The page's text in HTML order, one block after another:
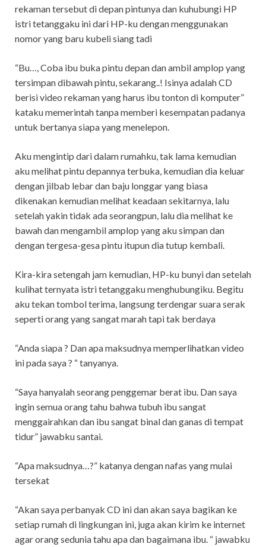
rekaman tersebut di depan pintunya dan kuhubungi HP
istri tetanggaku ini dari HP-ku dengan menggunakan
nomor yang baru kubeli siang tadi
“Bu…, Coba ibu buka pintu depan dan ambil amplop yang
tersimpan dibawah pintu, sekarang..! Isinya adalah CD
berisi video rekaman yang harus ibu tonton di komputer”
kataku memerintah tanpa memberi kesempatan padanya
untuk bertanya siapa yang menelepon.
Aku mengintip dari dalam rumahku, tak lama kemudian
aku melihat pintu depannya terbuka, kemudian dia keluar
dengan jilbab lebar dan baju longgar yang biasa
dikenakan kemudian melihat keadaan sekitarnya, lalu
setelah yakin tidak ada seorangpun, lalu dia melihat ke
bawah dan mengambil amplop yang aku simpan dan
dengan tergesa-gesa pintu itupun dia tutup kembali.
Kira-kira setengah jam kemudian, HP-ku bunyi dan setelah
kulihat ternyata istri tetanggaku menghubungiku. Begitu
aku tekan tombol terima, langsung terdengar suara serak
seperti orang yang sangat marah tapi tak berdaya
“Anda siapa ? Dan apa maksudnya memperlihatkan video
ini pada saya ? “ tanyanya.
“Saya hanyalah seorang penggemar berat ibu. Dan saya
ingin semua orang tahu bahwa tubuh ibu sangat
menggairahkan dan ibu sangat binal dan ganas di tempat
tidur” jawabku santai.
“Apa maksudnya…?” katanya dengan nafas yang mulai
tersekat
“Akan saya perbanyak CD ini dan akan saya bagikan ke
setiap rumah di lingkungan ini, juga akan kirim ke internet
agar orang sedunia tahu apa dan bagaimana ibu. “ jawabku